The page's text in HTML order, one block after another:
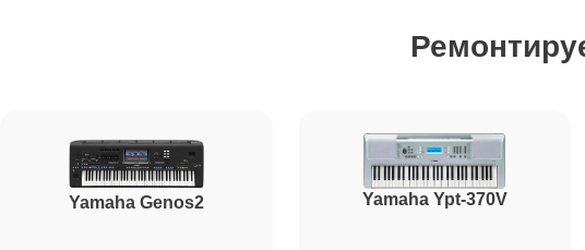
Ремонт механизма клавиш
Yamaha Genos2 Yamaha Ypt-370V